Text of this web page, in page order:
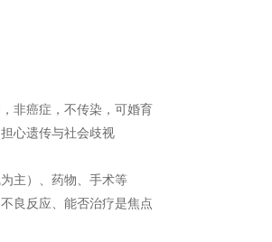
非癌症，不传染，可婚育
心遗传与社会歧视
主）、药物、手术等
良反应、能否治疗是焦点